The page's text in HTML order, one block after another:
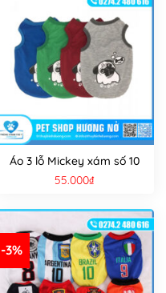
Áo 3 lỗ Mickey xám số 10
55.000₫
-3%